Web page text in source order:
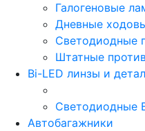
Галогеновые
Дневные
Светодиодные
Штатные
Bi-LED линзы и
Светодиодные
Автобагажники